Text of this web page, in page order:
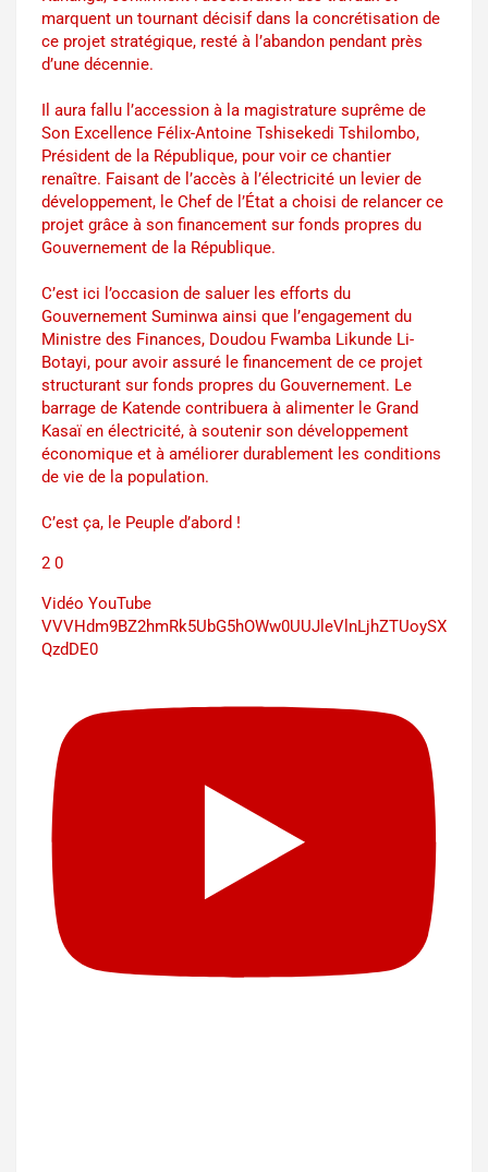
marquent un tournant décisif dans la concrétisation de
ce projet stratégique, resté à l’abandon pendant près
d’une décennie.
Il aura fallu l’accession à la magistrature suprême de
Son Excellence Félix-Antoine Tshisekedi Tshilombo,
Président de la République, pour voir ce chantier
renaître. Faisant de l’accès à l’électricité un levier de
développement, le Chef de l’État a choisi de relancer ce
projet grâce à son financement sur fonds propres du
Gouvernement de la République.
C’est ici l’occasion de saluer les efforts du
Gouvernement Suminwa ainsi que l’engagement du
Ministre des Finances, Doudou Fwamba Likunde Li-
Botayi, pour avoir assuré le financement de ce projet
structurant sur fonds propres du Gouvernement. Le
barrage de Katende contribuera à alimenter le Grand
Kasaï en électricité, à soutenir son développement
économique et à améliorer durablement les conditions
de vie de la population.
C’est ça, le Peuple d’abord !
2 0
Vidéo YouTube
VVVHdm9BZ2hmRk5UbG5hOWw0UUJleVlnLjhZTUoySX
QzdDE0